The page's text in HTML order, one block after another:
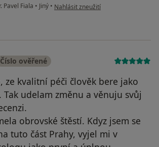
Pavel Fiala • Jiný • podle názoru uživatele Soňa L.
Nahlásit zneužití
Číslo ověřené
ze kvalitní péči člověk bere jako
Tak udelam změnu a věnuju svůj
obrovské štěstí. Kdyz jsem se
tuto část Prahy, vyjel mi v